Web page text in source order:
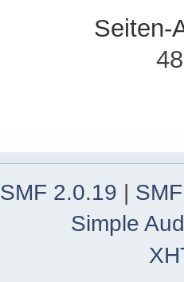
Seiten-
SMF 2.0.19 |
Simple